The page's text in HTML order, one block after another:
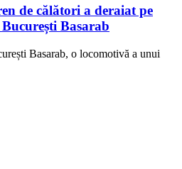
de călători a deraiat pe
Basarab
Basarab, o locomotivă a unui